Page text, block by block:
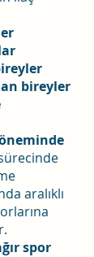
bireyler
aralıklı
spor